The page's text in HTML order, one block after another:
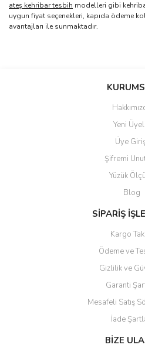
ateş kehribar tesbih modelleri gibi
uygun fiyat seçenekleri, kapıda ödeme
avantajları ile sunmaktadır.
Yeni
Üye
Şifremi
Yüzük
Blog
SİPARİŞ
Kargo
Ödeme ve
Gizlilik ve
Garanti
Mesafeli Satış
İade
BİZE